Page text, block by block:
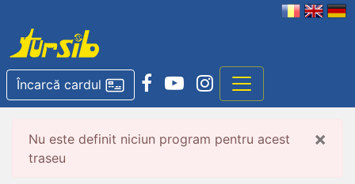
Încarcă cardul
×
Nu este definit niciun program pentru acest
traseu